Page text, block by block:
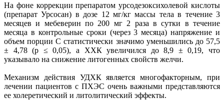
На фоне коррекции препаратом урсодезоксихолевой кислоты
(препарат Урсосан) в дозе 12 мг/кг массы тела в течение 3
месяцев и мебеверин по 200 мг 2 раза в сутки в течение
месяца в контрольные сроки (через 3 месяца) напряжение и
объем порции С статистически значимо уменьшились до 57,5
± 4,78 (р ≤ 0,05), а ХХК увеличился до 8,9 ± 0,19, что
указывало на снижение литогенных свойств желчи.
Механизм действия УДХК является многофакторным, при
лечении пациентов с ПХЭС очень важными представляются
ее холеретический и литолитический эффекты.